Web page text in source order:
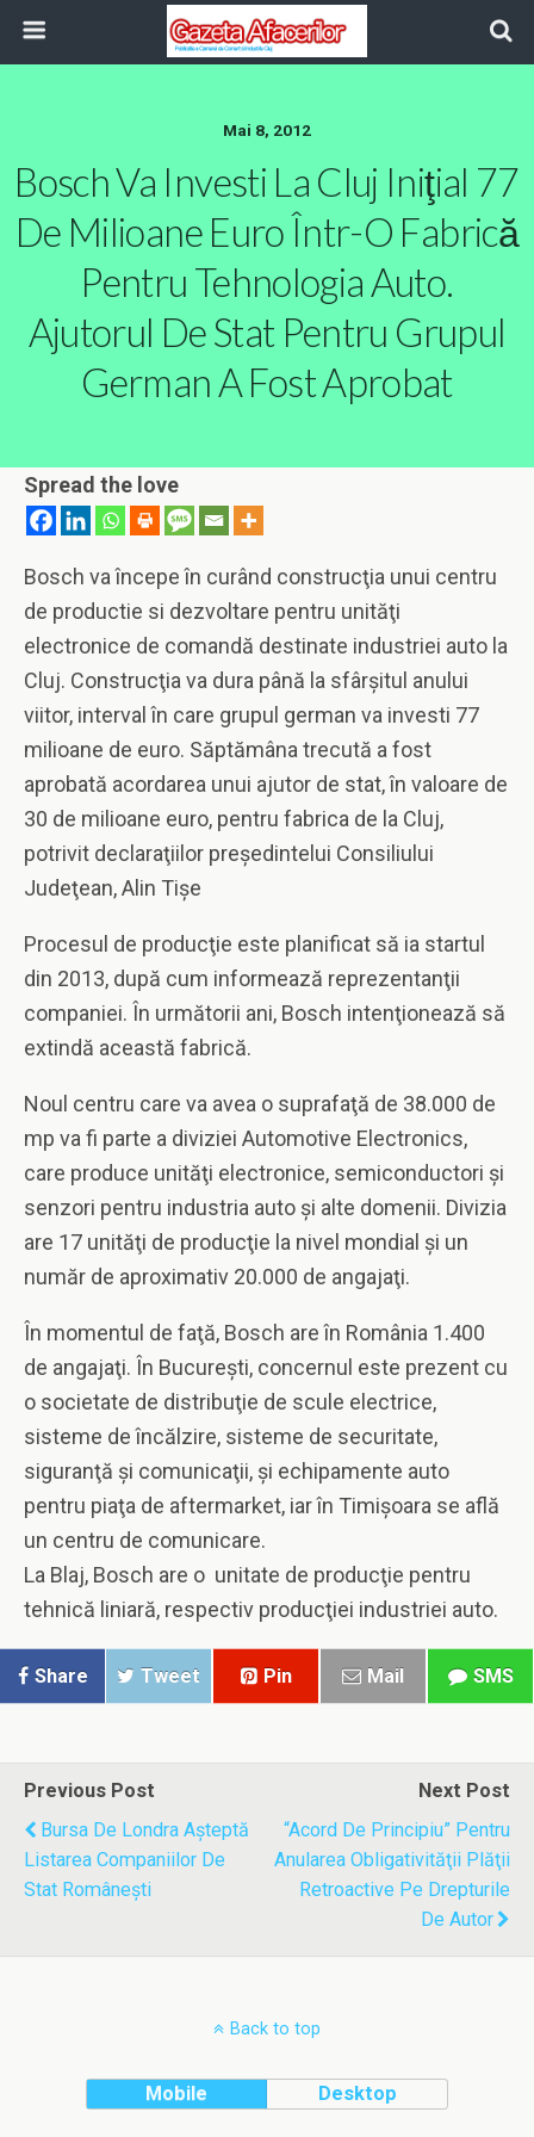
Mai 8, 2012
Bosch Va Investi La Cluj Iniţial 77
De Milioane Euro Într-O Fabrică
Pentru Tehnologia Auto.
Ajutorul De Stat Pentru Grupul
German A Fost Aprobat
Spread the love
Bosch va începe în curând construcţia unui centru
de productie si dezvoltare pentru unităţi
electronice de comandă destinate industriei auto la
Cluj. Construcţia va dura până la sfârşitul anului
viitor, interval în care grupul german va investi 77
milioane de euro. Săptămâna trecută a fost
aprobată acordarea unui ajutor de stat, în valoare de
30 de milioane euro, pentru fabrica de la Cluj,
potrivit declaraţiilor preşedintelui Consiliului
Judeţean, Alin Tişe
Procesul de producţie este planificat să ia startul
din 2013, după cum informează reprezentanţii
companiei. În următorii ani, Bosch intenţionează să
extindă această fabrică.
Noul centru care va avea o suprafaţă de 38.000 de
mp va fi parte a diviziei Automotive Electronics,
care produce unităţi electronice, semiconductori şi
senzori pentru industria auto şi alte domenii. Divizia
are 17 unităţi de producţie la nivel mondial şi un
număr de aproximativ 20.000 de angajaţi.
În momentul de faţă, Bosch are în România 1.400
de angajaţi. În Bucureşti, concernul este prezent cu
o societate de distribuţie de scule electrice,
sisteme de încălzire, sisteme de securitate,
siguranţă şi comunicaţii, şi echipamente auto
pentru piaţa de aftermarket, iar în Timişoara se află
un centru de comunicare.
La Blaj, Bosch are o unitate de producţie pentru
tehnică liniară, respectiv producţiei industriei auto.
Share Tweet Pin Mail SMS
Previous Post
Bursa De Londra Aşteptă
Listarea Companiilor De
Stat Româneşti
Next Post
“Acord De Principiu” Pentru
Anularea Obligativităţii Plăţii
Retroactive Pe Drepturile
De Autor
Back to top
Mobile Desktop